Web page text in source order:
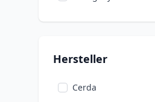
Kevin allein zu Haus
Comics
Hersteller
Cerda